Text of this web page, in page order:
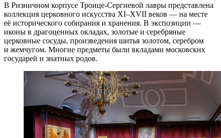
В Ризничном корпусе Троице-Сергиевой лавры представлена
коллекция церковного искусства XI–XVII веков — на месте
её исторического собирания и хранения. В экспозиции —
иконы в драгоценных окладах, золотые и серебряные
церковные сосуды, произведения шитья золотом, серебром
и жемчугом. Многие предметы были вкладами московских
государей и знатных родов.